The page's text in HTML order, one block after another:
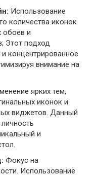
Использование
количества иконок
обоев и
Этот подход
концентрированное
внимание на
ярких тем,
иконок и
виджетов. Данный
и
Фокус на
Использование